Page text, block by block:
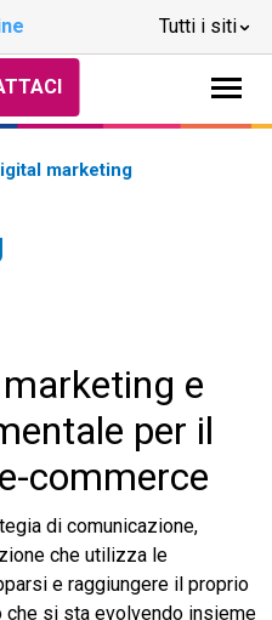
Tutti i siti
marketing
e
per il
commerce
di comunicazione,
che utilizza le
e raggiungere il proprio
che si sta evolvendo insieme